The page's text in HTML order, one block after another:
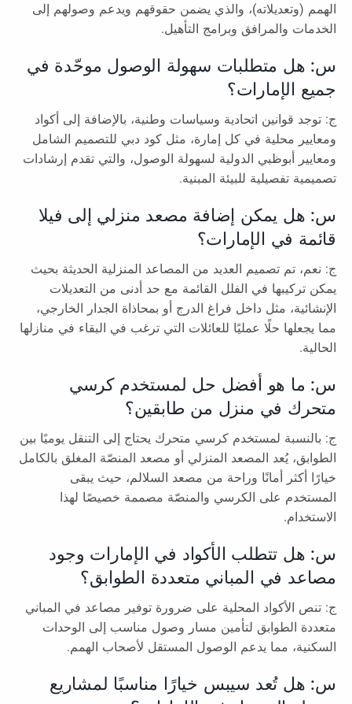
الهمم (وتعديلاته)، والذي يضمن حقوقهم ويدعم وصولهم إلى
الخدمات والمرافق وبرامج التأهيل.
س: هل متطلبات سهولة الوصول موحّدة في
جميع الإمارات؟
ج: توجد قوانين اتحادية وسياسات وطنية، بالإضافة إلى أكواد
ومعايير محلية في كل إمارة، مثل كود دبي للتصميم الشامل
ومعايير أبوظبي الدولية لسهولة الوصول، والتي تقدم إرشادات
تصميمية تفصيلية للبيئة المبنية.
س: هل يمكن إضافة مصعد منزلي إلى فيلا
قائمة في الإمارات؟
ج: نعم، تم تصميم العديد من المصاعد المنزلية الحديثة بحيث
يمكن تركيبها في الفلل القائمة مع حد أدنى من التعديلات
الإنشائية، مثل داخل فراغ الدرج أو بمحاذاة الجدار الخارجي،
مما يجعلها حلًا عمليًا للعائلات التي ترغب في البقاء في منازلها
الحالية.
س: ما هو أفضل حل لمستخدم كرسي
متحرك في منزل من طابقين؟
ج: بالنسبة لمستخدم كرسي متحرك يحتاج إلى التنقل يوميًا بين
الطوابق، يُعد المصعد المنزلي أو مصعد المنصّة المغلق بالكامل
خيارًا أكثر أمانًا وراحة من مصعد السلالم، حيث يبقى
المستخدم على الكرسي والمنصّة مصممة خصيصًا لهذا
الاستخدام.
س: هل تتطلب الأكواد في الإمارات وجود
مصاعد في المباني متعددة الطوابق؟
ج: تنص الأكواد المحلية على ضرورة توفير مصاعد في المباني
متعددة الطوابق لتأمين مسار وصول مناسب إلى الوحدات
السكنية، مما يدعم الوصول المستقل لأصحاب الهمم.
س: هل تُعد سيبس خيارًا مناسبًا لمشاريع